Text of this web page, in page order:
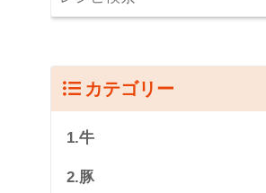
カテゴリー
1.牛
2.豚